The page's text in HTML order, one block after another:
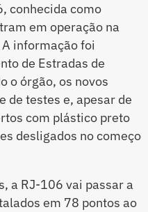
conhecida como
em operação na
informação foi
de Estradas de
o órgão, os novos
de testes e, apesar de
com plástico preto
desligados no começo
a RJ-106 vai passar a
em 78 pontos ao